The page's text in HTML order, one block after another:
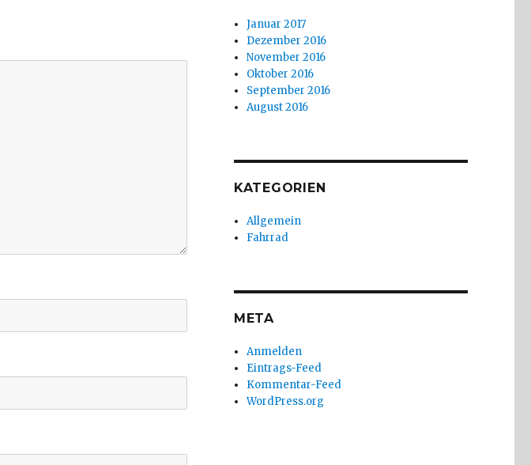
Januar 2017
Dezember 2016
November 2016
Oktober 2016
September 2016
August 2016
KATEGORIEN
Allgemein
Fahrrad
META
Anmelden
Eintrags-Feed
Kommentar-Feed
WordPress.org